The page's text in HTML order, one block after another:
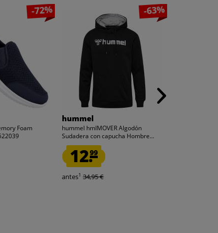
-72%
Foam
-63%
hummel
hummel hmlMOVER Algodón
Sudadera con capucha Hombre...
12.99
antes1 34,95 €